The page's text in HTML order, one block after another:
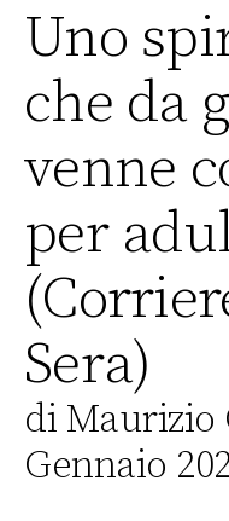
Uno
che da
venne
per
Sera)
di Maurizio
Gennaio